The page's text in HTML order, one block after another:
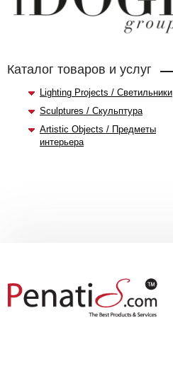
Каталог товаров и услуг
Lighting Projects / Светильники
Sculptures / Скульптура
Artistic Objects / Предметы
интерьера